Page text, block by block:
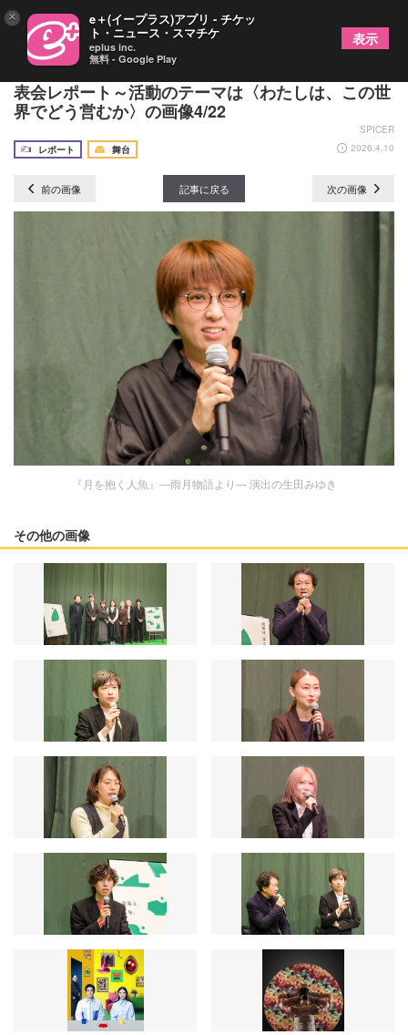
世田谷パブリックシアター2026年度ラインアップ発
表会レポート～活動のテーマは〈わたしは、この世
界でどう営むか〉の画像4/22
SPICER
レポート
舞台 2026.4.10
前の画像 記事に戻る 次の画像
『月を抱く人魚』―雨月物語より― 演出の生田みゆき
その他の画像
× e＋(イープラス)アプリ - チケッ
ト・ニュース・スマチケ
eplus inc.
無料 - Google Play
表示